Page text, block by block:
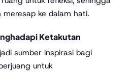
ke dalam hati.
Ketakutan
sumber inspirasi bagi
untuk